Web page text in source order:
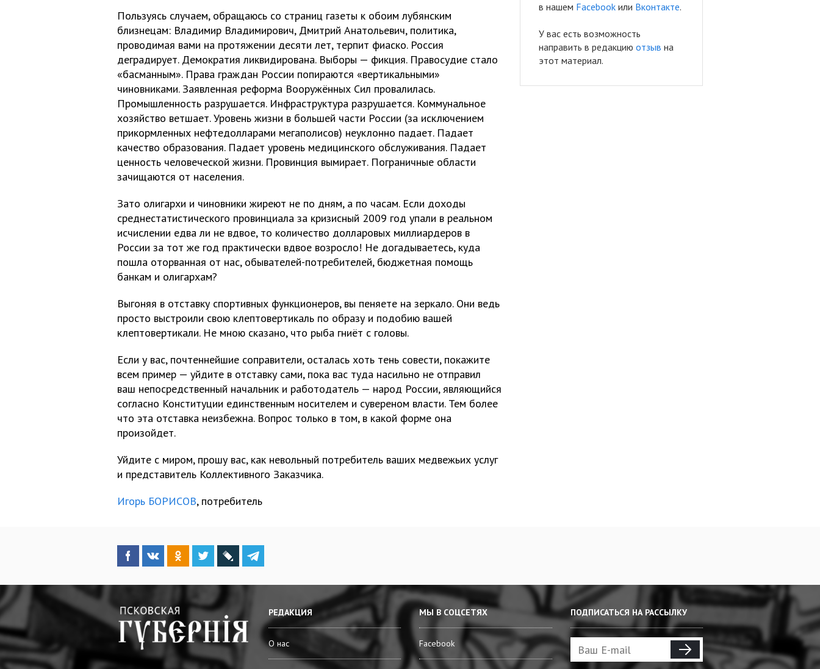
Пользуясь случаем, обращаюсь со страниц газеты к обоим лубянским
близнецам: Владимир Владимирович, Дмитрий Анатольевич, политика,
проводимая вами на протяжении десяти лет, терпит фиаско. Россия
деградирует. Демократия ликвидирована. Выборы — фикция. Правосудие стало
«басманным». Права граждан России попираются «вертикальными»
чиновниками. Заявленная реформа Вооружённых Сил провалилась.
Промышленность разрушается. Инфраструктура разрушается. Коммунальное
хозяйство ветшает. Уровень жизни в большей части России (за исключением
прикормленных нефтедолларами мегаполисов) неуклонно падает. Падает
качество образования. Падает уровень медицинского обслуживания. Падает
ценность человеческой жизни. Провинция вымирает. Пограничные области
зачищаются от населения.
Зато олигархи и чиновники жиреют не по дням, а по часам. Если доходы
среднестатистического провинциала за кризисный 2009 год упали в реальном
исчислении едва ли не вдвое, то количество долларовых миллиардеров в
России за тот же год практически вдвое возросло! Не догадываетесь, куда
пошла оторванная от нас, обывателей-потребителей, бюджетная помощь
банкам и олигархам?
Выгоняя в отставку спортивных функционеров, вы пеняете на зеркало. Они ведь
просто выстроили свою клептовертикаль по образу и подобию вашей
клептовертикали. Не мною сказано, что рыба гниёт с головы.
Если у вас, почтеннейшие соправители, осталась хоть тень совести, покажите
всем пример — уйдите в отставку сами, пока вас туда насильно не отправил
ваш непосредственный начальник и работодатель — народ России, являющийся
согласно Конституции единственным носителем и сувереном власти. Тем более
что эта отставка неизбежна. Вопрос только в том, в какой форме она
произойдет.
Уйдите с миром, прошу вас, как невольный потребитель ваших медвежьих услуг
и представитель Коллективного Заказчика.
Игорь БОРИСОВ, потребитель
в нашем Facebook или Вконтакте.
У вас есть возможность
направить в редакцию отзыв на
этот материал.
РЕДАКЦИЯ
О нас
МЫ В СОЦСЕТЯХ
Facebook
ПОДПИСАТЬСЯ НА РАССЫЛКУ